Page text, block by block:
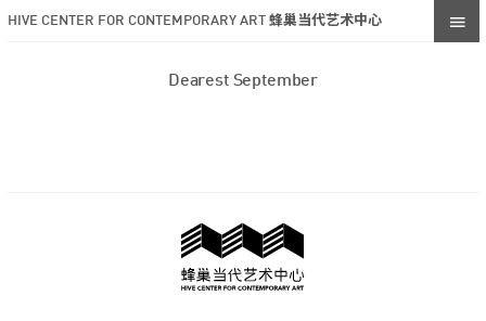
HIVE CENTER FOR CONTEMPORARY ART 蜂巢当代艺术中心
Dearest September